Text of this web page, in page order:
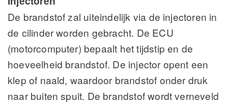
De brandstof zal uiteindelijk via de injectoren in
de cilinder worden gebracht. De ECU
(motorcomputer) bepaalt het tijdstip en de
hoeveelheid brandstof. De injector opent een
klep of naald, waardoor brandstof onder druk
naar buiten spuit. De brandstof wordt verneveld